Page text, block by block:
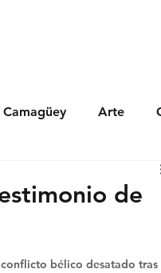
Camagüey Arte
de
bélico desatado tras